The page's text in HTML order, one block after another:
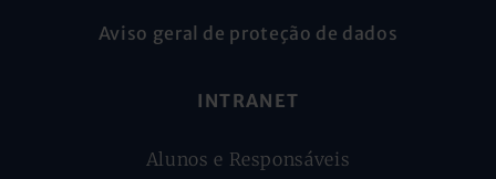
Aviso geral de proteção de dados
INTRANET
Alunos e Responsáveis